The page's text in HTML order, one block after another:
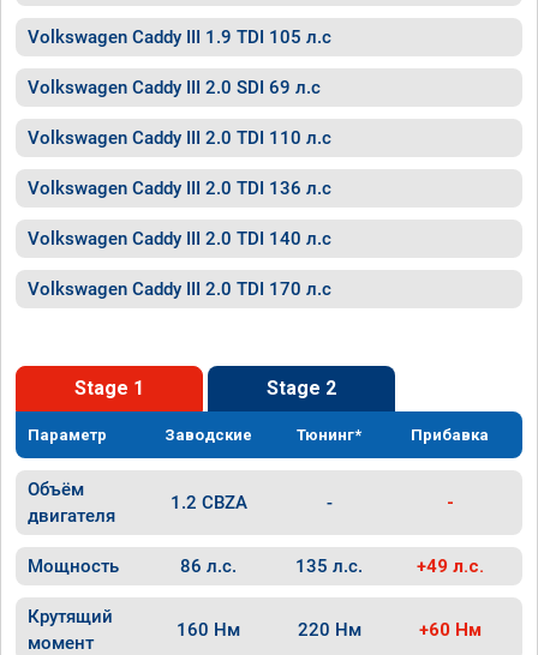
Volkswagen Caddy III 1.9 TDI 105 л.с
Volkswagen Caddy III 2.0 SDI 69 л.с
Volkswagen Caddy III 2.0 TDI 110 л.с
Volkswagen Caddy III 2.0 TDI 136 л.с
Volkswagen Caddy III 2.0 TDI 140 л.с
Volkswagen Caddy III 2.0 TDI 170 л.с
Stage 1 Stage 2
Параметр Заводские Тюнинг* Прибавка
Объём
двигателя
1.2 CBZA - -
Мощность 86 л.с. 135 л.с. +49 л.с.
Крутящий
момент
160 Нм 220 Нм +60 Нм